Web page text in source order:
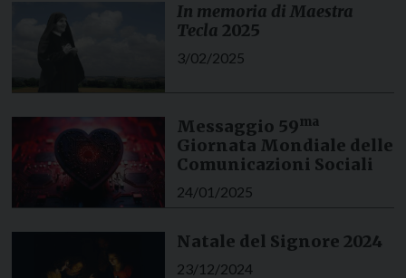
In memoria di Maestra
Tecla 2025
3/02/2025
Messaggio 59ma
Giornata Mondiale delle
Comunicazioni Sociali
24/01/2025
Natale del Signore 2024
23/12/2024